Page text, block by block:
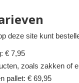
deze site kunt
€ 7,95
zoals zakken of
pallet: € 69,95